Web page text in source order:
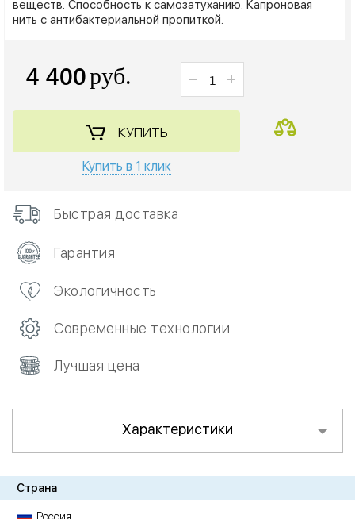
веществ. Способность к самозатуханию. Капроновая
нить с антибактериальной пропиткой.
4 400 руб.
КУПИТЬ
Купить в 1 клик
Быстрая доставка
Гарантия
Экологичность
Современные технологии
Лучшая цена
Характеристики
Страна